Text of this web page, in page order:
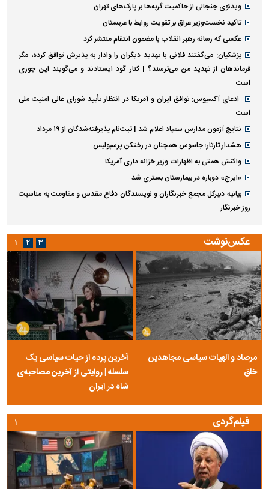
ویدئوی جنجالی از حاکمیت گربه‌ها بر پارک‌های تهران
تاکید نخست‌وزیر عراق بر تقویت روابط با عربستان
عکسی که رسانه رهبر انقلاب با مضمون انتقام منتشر کرد
پزشکیان: می‌گفتند فلانی با تهدید دیگران را وادار به پذیرش توافق کرده، مگر
فرماندهان از تهدید من می‌ترسند؟ | کنار گود ایستادند و می‌گویند این جوری
است
ادعای آکسیوس: توافق ایران و آمریکا در انتظار تأیید شورای عالی امنیت ملی
است
نتایج آزمون مدارس سمپاد اعلام شد | ثبت‌نام پذیرفته‌شدگان از ۱۹ مرداد
هشدار تارتار؛ جاسوس همچنان در رختکن پرسپولیس
واکنش همتی به اظهارات وزیر خزانه داری آمریکا
«ایرج» دوباره در بیمارستان بستری شد
بیانیه دبیرکل مجمع خبرنگاران و نویسندگان دفاع مقدس و مقاومت به مناسبت
روز خبرنگار
عکس‌نوشت
مرصاد و الهیات سیاسی مجاهدین
خلق
آخرین پرده از حیات سیاسی یک
سلسله | روایتی از آخرین مصاحبه‌ی
شاه در ایران
۱ ۲ ۳
فیلم‌گردی ۱